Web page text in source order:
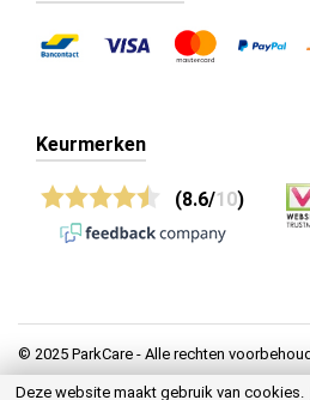
Keurmerken
(8.6/10)
© 2025 ParkCare - Alle rechten
Privacy
Deze website maakt gebruik van cookies.